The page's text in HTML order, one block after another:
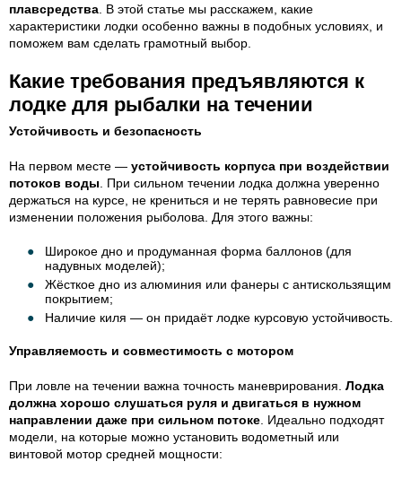
плавсредства . В этой статье мы расскажем, какие
характеристики лодки особенно важны в подобных условиях, и
поможем вам сделать грамотный выбор.
Какие требования предъявляются к
лодке для рыбалки на течении
Устойчивость и безопасность
На первом месте — устойчивость корпуса при воздействии
потоков воды . При сильном течении лодка должна уверенно
держаться на курсе, не крениться и не терять равновесие при
изменении положения рыболова. Для этого важны:
Широкое дно и продуманная форма баллонов (для
надувных моделей);
Жёсткое дно из алюминия или фанеры с антискользящим
покрытием;
Наличие киля — он придаёт лодке курсовую устойчивость.
Управляемость и совместимость с мотором
При ловле на течении важна точность маневрирования. Лодка
должна хорошо слушаться руля и двигаться в нужном
направлении даже при сильном потоке . Идеально подходят
модели, на которые можно установить водометный или
винтовой мотор средней мощности: